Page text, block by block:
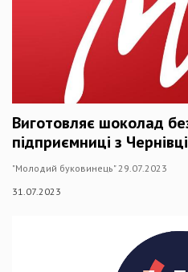
Виготовляє шоколад
підприємниці з
"Молодий буковинець" 29.07.2023
31.07.2023